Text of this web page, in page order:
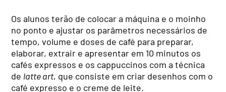
Os alunos terão de colocar a máquina e o moinho
no ponto e ajustar os parâmetros necessários de
tempo, volume e doses de café para preparar,
elaborar, extrair e apresentar em 10 minutos os
cafés expressos e os cappuccinos com a técnica
de latte art, que consiste em criar desenhos com o
café expresso e o creme de leite.